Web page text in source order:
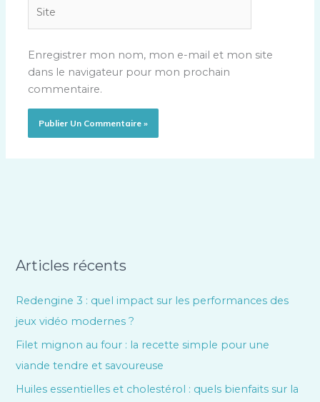
Enregistrer mon nom, mon e-mail et mon site
dans le navigateur pour mon prochain
commentaire.
Articles récents
Redengine 3 : quel impact sur les performances des
jeux vidéo modernes ?
Filet mignon au four : la recette simple pour une
viande tendre et savoureuse
Huiles essentielles et cholestérol : quels bienfaits sur la